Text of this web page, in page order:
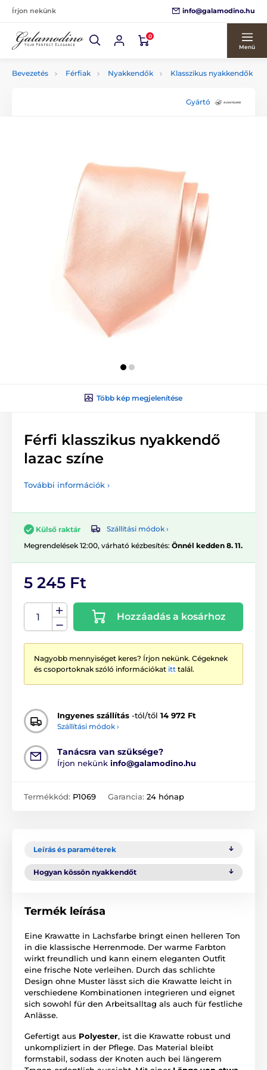
Írjon nekünk info@galamodino.hu
0
Menü
Bevezetés Férfiak Nyakkendők Klasszikus nyakkendők
Gyártó
Több kép megjelenítése
Férfi klasszikus nyakkendő
lazac színe
További információk ›
Külső raktár
Szállítási módok ›
Megrendelések 12:00, várható kézbesítés: Önnél kedden 8. 11.
5 245 Ft
Hozzáadás a kosárhoz
Nagyobb mennyiséget keres? Írjon nekünk. Cégeknek
és csoportoknak szóló információkat itt talál.
Ingyenes szállítás -tól/től 14 972 Ft
Szállítási módok ›
Tanácsra van szüksége?
Írjon nekünk info@galamodino.hu
Termékkód: P1069 Garancia: 24 hónap
Leírás és paraméterek
Hogyan kössön nyakkendőt
Termék leírása
Eine Krawatte in Lachsfarbe bringt einen helleren Ton
in die klassische Herrenmode. Der warme Farbton
wirkt freundlich und kann einem eleganten Outfit
eine frische Note verleihen. Durch das schlichte
Design ohne Muster lässt sich die Krawatte leicht in
verschiedene Kombinationen integrieren und eignet
sich sowohl für den Arbeitsalltag als auch für festliche
Anlässe.
Gefertigt aus Polyester, ist die Krawatte robust und
unkompliziert in der Pflege. Das Material bleibt
formstabil, sodass der Knoten auch bei längerem